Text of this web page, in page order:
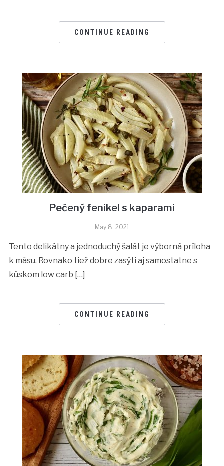
CONTINUE READING
Pečený fenikel s kaparami
May 8, 2021
Tento delikátny a jednoduchý šalát je výborná príloha
k mäsu. Rovnako tiež dobre zasýti aj samostatne s
kúskom low carb […]
CONTINUE READING